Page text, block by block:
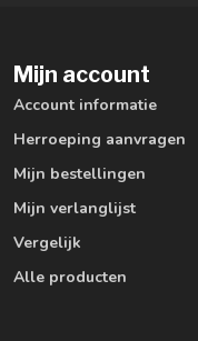
Mijn account
Account informatie
Herroeping aanvragen
Mijn bestellingen
Mijn verlanglijst
Vergelijk
Alle producten